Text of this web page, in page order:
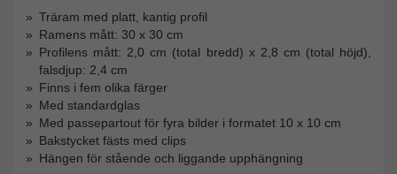
Träram med platt, kantig profil
Ramens mått: 30 x 30 cm
Profilens mått: 2,0 cm (total bredd) x 2,8 cm (total höjd),
falsdjup: 2,4 cm
Finns i fem olika färger
Med standardglas
Med passepartout för fyra bilder i formatet 10 x 10 cm
Bakstycket fästs med clips
Hängen för stående och liggande upphängning